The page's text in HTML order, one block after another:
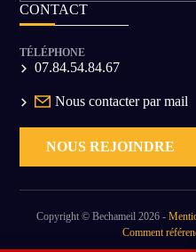
CONTACT
TÉLÉPHONE
07.84.54.84.67
Nous contacter par mail
NOUS REJOINDRE
Copyright © Bechameil 2026 -
Comment